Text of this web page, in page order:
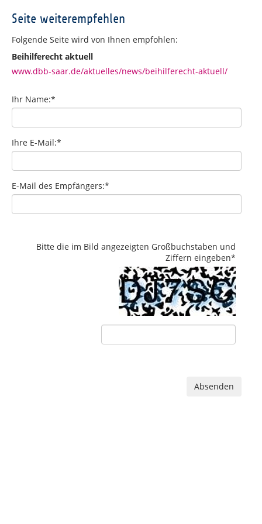
Seite weiterempfehlen
Folgende Seite wird von Ihnen empfohlen:
Beihilferecht aktuell
www.dbb-saar.de/aktuelles/news/beihilferecht-aktuell/
Ihr Name:*
Ihre E-Mail:*
E-Mail des Empfängers:*
Bitte die im Bild angezeigten Großbuchstaben und
Ziffern eingeben*
Absenden